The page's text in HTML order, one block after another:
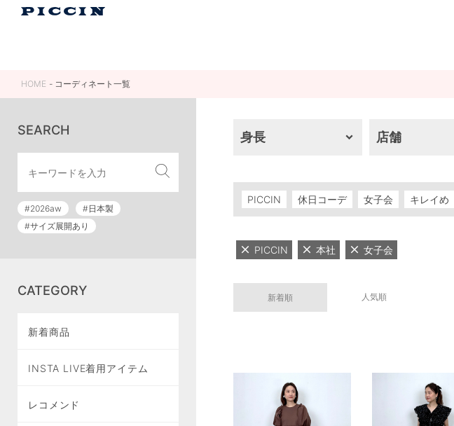
HOME コーディネート一覧
SEARCH
#2026aw
#日本製
#サイズ展開あり
CATEGORY
新着商品
INSTA LIVE着用アイテム
レコメンド
身長 店舗
PICCIN 休日コーデ 女子会 キレイめ
PICCIN 本社 女子会
新着順 人気順